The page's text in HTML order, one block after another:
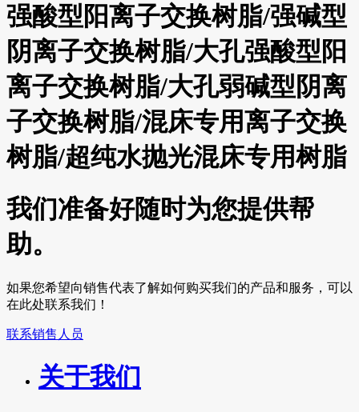
强酸型阳离子交换树脂/强碱型
阴离子交换树脂/大孔强酸型阳
离子交换树脂/大孔弱碱型阴离
子交换树脂/混床专用离子交换
树脂/超纯水抛光混床专用树脂
我们准备好随时为您提供帮
助。
如果您希望向销售代表了解如何购买我们的产品和服务，可以
在此处联系我们！
联系销售人员
关于我们